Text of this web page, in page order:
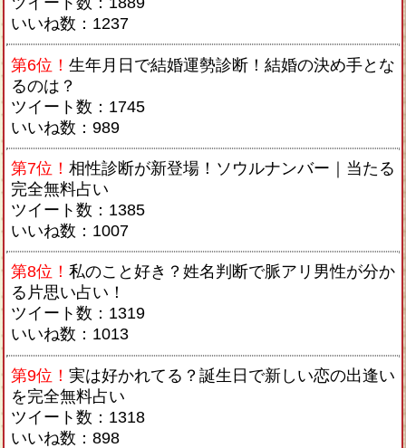
いいね数：1237
第6位！ 生年月日で結婚運勢診断！結婚の決め手とな
るのは？
ツイート数：1745
いいね数：989
第7位！ 相性診断が新登場！ソウルナンバー｜当たる
完全無料占い
ツイート数：1385
いいね数：1007
第8位！ 私のこと好き？姓名判断で脈アリ男性が分か
る片思い占い！
ツイート数：1319
いいね数：1013
第9位！ 実は好かれてる？誕生日で新しい恋の出逢い
を完全無料占い
ツイート数：1318
いいね数：898